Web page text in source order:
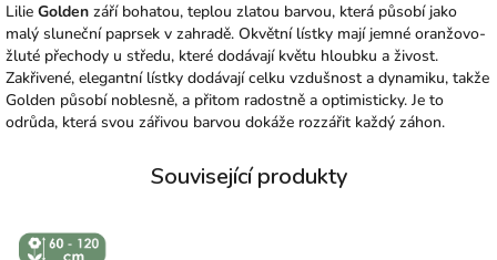
Lilie Golden září bohatou, teplou zlatou barvou, která působí jako
malý sluneční paprsek v zahradě. Okvětní lístky mají jemné oranžovo-
žluté přechody u středu, které dodávají květu hloubku a živost.
Zakřivené, elegantní lístky dodávají celku vzdušnost a dynamiku, takže
Golden působí noblesně, a přitom radostně a optimisticky. Je to
odrůda, která svou zářivou barvou dokáže rozzářit každý záhon.
↕️ VÝŠKA 60
- 120 CM